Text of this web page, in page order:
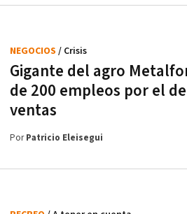
Gigante del agro
de 200 empleos por el
ventas
NEGOCIOS / Crisis
PorPatricio Eleisegui